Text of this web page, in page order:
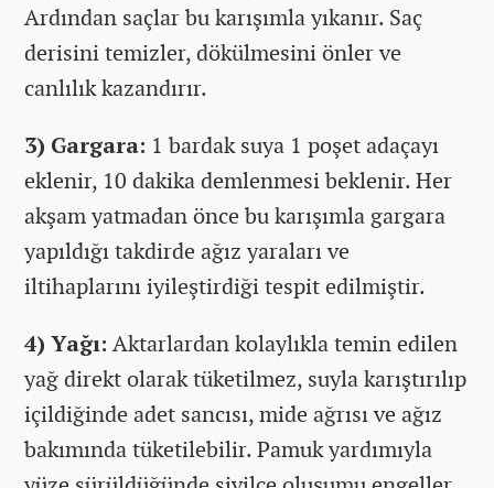
Ardından saçlar bu karışımla yıkanır. Saç
derisini temizler, dökülmesini önler ve
canlılık kazandırır.
3) Gargara: 1 bardak suya 1 poşet adaçayı
eklenir, 10 dakika demlenmesi beklenir. Her
akşam yatmadan önce bu karışımla gargara
yapıldığı takdirde ağız yaraları ve
iltihaplarını iyileştirdiği tespit edilmiştir.
4) Yağı: Aktarlardan kolaylıkla temin edilen
yağ direkt olarak tüketilmez, suyla karıştırılıp
içildiğinde adet sancısı, mide ağrısı ve ağız
bakımında tüketilebilir. Pamuk yardımıyla